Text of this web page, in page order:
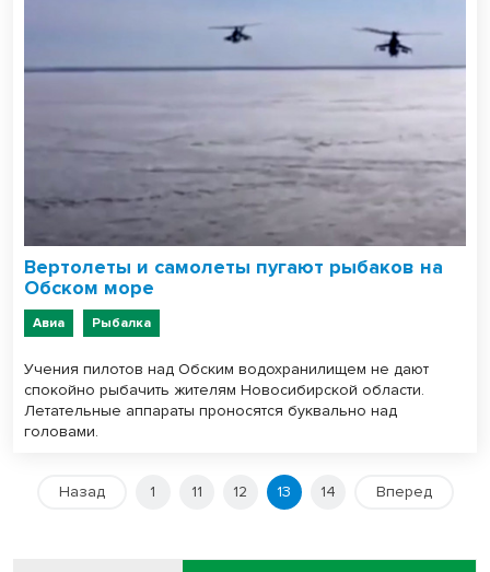
Вертолеты и самолеты пугают рыбаков на
Обском море
Авиа Рыбалка
Учения пилотов над Обским водохранилищем не дают
спокойно рыбачить жителям Новосибирской области.
Летательные аппараты проносятся буквально над
головами.
Назад 1 11 12 13 14 Вперед